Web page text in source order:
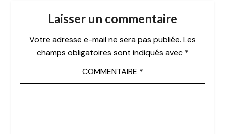
Laisser un commentaire
Votre adresse e-mail ne sera pas publiée. Les
champs obligatoires sont indiqués avec *
COMMENTAIRE *